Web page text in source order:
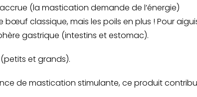
(la mastication demande de l’énergie)
bœuf classique, mais les poils en plus ! Pour
gastrique (intestins et estomac).
et grands).
de mastication stimulante, ce produit